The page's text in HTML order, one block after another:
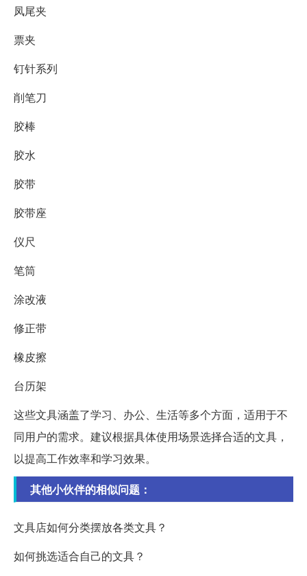
凤尾夹
票夹
钉针系列
削笔刀
胶棒
胶水
胶带
胶带座
仪尺
笔筒
涂改液
修正带
橡皮擦
台历架
这些文具涵盖了学习、办公、生活等多个方面，适用于不
同用户的需求。建议根据具体使用场景选择合适的文具，
以提高工作效率和学习效果。
其他小伙伴的相似问题：
文具店如何分类摆放各类文具？
如何挑选适合自己的文具？